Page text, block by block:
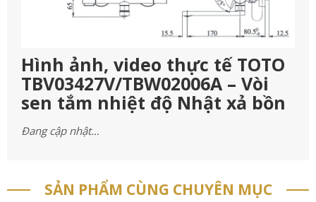
Hình ảnh, video thực tế TOTO
TBV03427V/TBW02006A – Vòi
sen tắm nhiệt độ Nhật xả bồn
Đang cập nhật…
SẢN PHẨM CÙNG CHUYÊN MỤC